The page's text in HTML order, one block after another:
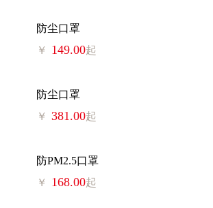
防尘口罩
￥ 149.00起
防尘口罩
￥ 381.00起
防PM2.5口罩
￥ 168.00起